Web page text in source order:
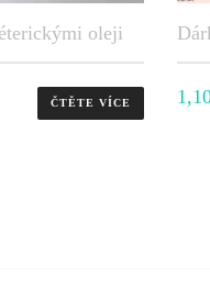
oleji
ČTĚTE VÍCE